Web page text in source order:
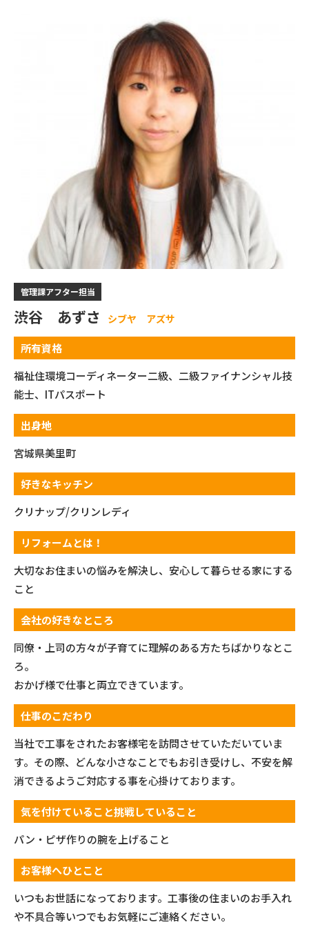
管理課アフター担当
渋谷 あずさ シブヤ アズサ
所有資格
福祉住環境コーディネーター二級、二級ファイナンシャル技
能士、ITパスポート
出身地
宮城県美里町
好きなキッチン
クリナップ/クリンレディ
リフォームとは！
大切なお住まいの悩みを解決し、安心して暮らせる家にする
こと
会社の好きなところ
同僚・上司の方々が子育てに理解のある方たちばかりなとこ
ろ。
おかげ様で仕事と両立できています。
仕事のこだわり
当社で工事をされたお客様宅を訪問させていただいていま
す。その際、どんな小さなことでもお引き受けし、不安を解
消できるようご対応する事を心掛けております。
気を付けていること挑戦していること
パン・ピザ作りの腕を上げること
お客様へひとこと
いつもお世話になっております。工事後の住まいのお手入れ
や不具合等いつでもお気軽にご連絡ください。